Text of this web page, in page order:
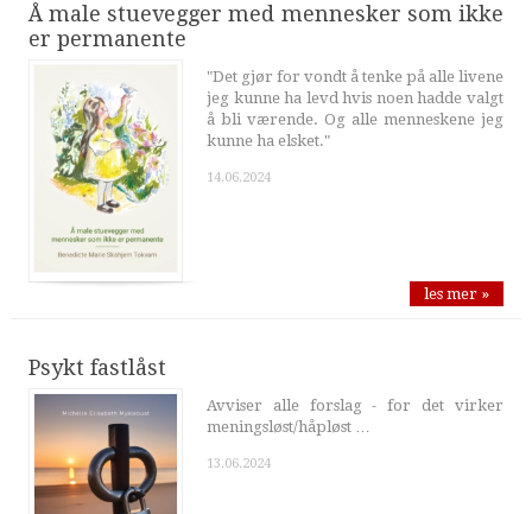
Å male stuevegger med mennesker som ikke
er permanente
"Det gjør for vondt å tenke på alle livene
jeg kunne ha levd hvis noen hadde valgt
å bli værende. Og alle menneskene jeg
kunne ha elsket."
14.06.2024
les mer »
Psykt fastlåst
Avviser alle forslag - for det virker
meningsløst/håpløst …
13.06.2024